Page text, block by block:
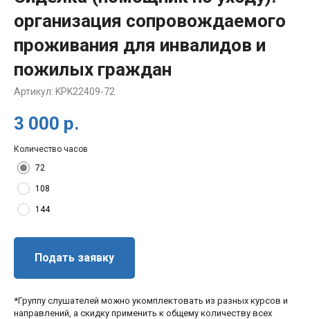
организация сопровождаемого
проживания для инвалидов и
пожилых граждан
Артикул: KPK22409-72
3 000 р.
Количество часов
72
108
144
Подать заявку
*Группу слушателей можно укомплектовать из разных курсов и
направлений, а скидку применить к общему количеству всех